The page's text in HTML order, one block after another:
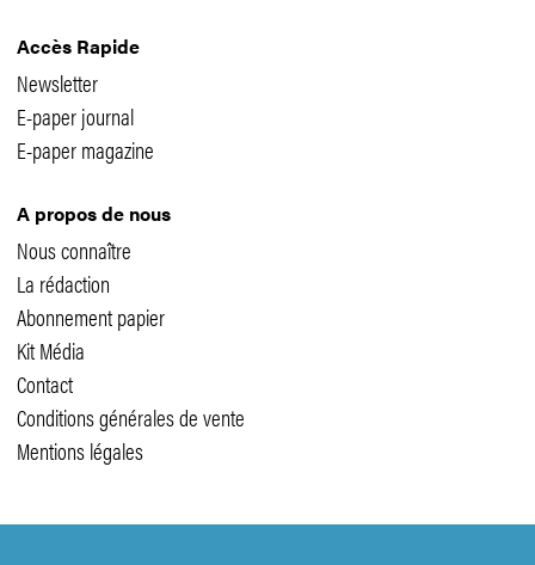
Accès Rapide
Newsletter
E-paper journal
E-paper magazine
A propos de nous
Nous connaître
La rédaction
Abonnement papier
Kit Média
Contact
Conditions générales de vente
Mentions légales